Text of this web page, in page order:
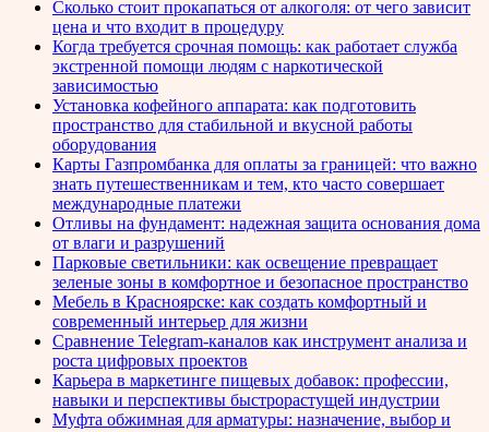
Сколько стоит прокапаться от алкоголя: от чего зависит
цена и что входит в процедуру
Когда требуется срочная помощь: как работает служба
экстренной помощи людям с наркотической
зависимостью
Установка кофейного аппарата: как подготовить
пространство для стабильной и вкусной работы
оборудования
Карты Газпромбанка для оплаты за границей: что важно
знать путешественникам и тем, кто часто совершает
международные платежи
Отливы на фундамент: надежная защита основания дома
от влаги и разрушений
Парковые светильники: как освещение превращает
зеленые зоны в комфортное и безопасное пространство
Мебель в Красноярске: как создать комфортный и
современный интерьер для жизни
Сравнение Telegram-каналов как инструмент анализа и
роста цифровых проектов
Карьера в маркетинге пищевых добавок: профессии,
навыки и перспективы быстрорастущей индустрии
Муфта обжимная для арматуры: назначение, выбор и